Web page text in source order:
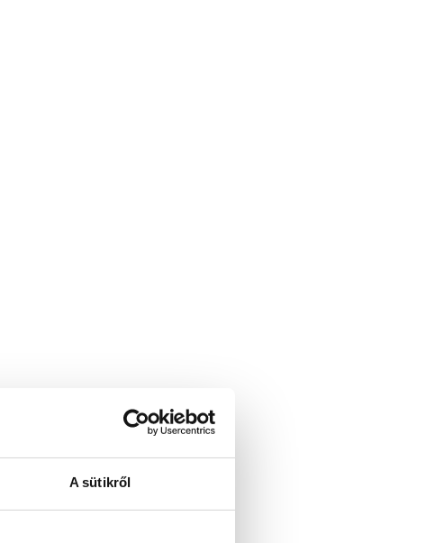
A sütikről